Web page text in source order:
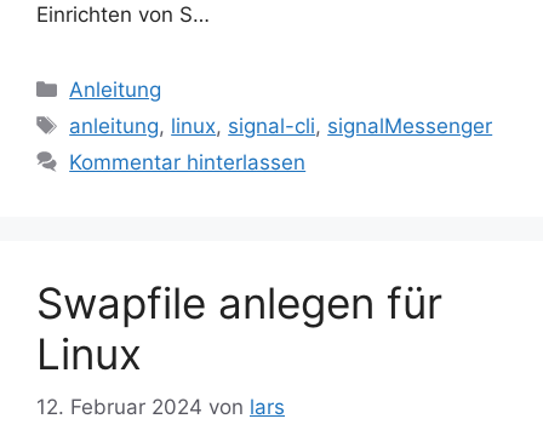
Einrichten von S…
Kategorien
Anleitung
Schlagwörter
anleitung, linux, signal-cli, signalMessenger
Kommentar hinterlassen
Swapfile anlegen für
Linux
12. Februar 2024 von lars